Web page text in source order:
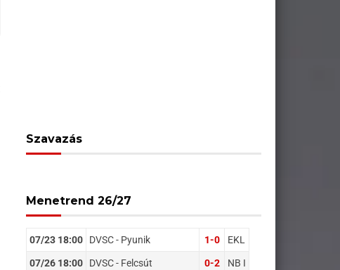
Szavazás
Menetrend 26/27
07/23 18:00 DVSC - Pyunik 1-0 EKL
07/26 18:00 DVSC - Felcsút 0-2 NB I